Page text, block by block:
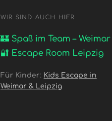
WIR SIND AUCH HIER
🏰 Spaß im Team – Weimar
🔐 Escape Room Leipzig
Für Kinder: Kids Escape in
Weimar & Leipzig